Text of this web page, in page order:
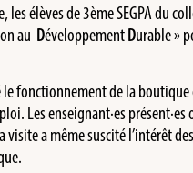
les élèves de 3ème SEGPA du
au DéveloppementDurable »
fonctionnement de la
Les enseignant·es présent·es
a même suscité l’intérêt